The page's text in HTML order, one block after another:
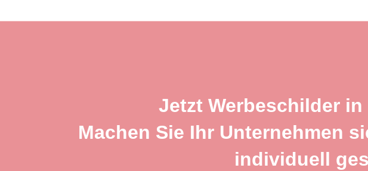
Jetzt Werbeschilder
Machen Sie Ihr Unternehmen
individuell